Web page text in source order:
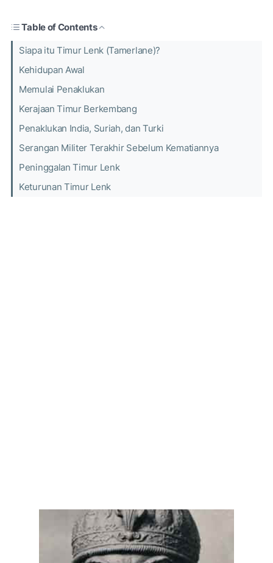
Table of Contents
Siapa itu Timur Lenk (Tamerlane)?
Kehidupan Awal
Memulai Penaklukan
Kerajaan Timur Berkembang
Penaklukan India, Suriah, dan Turki
Serangan Militer Terakhir Sebelum Kematiannya
Peninggalan Timur Lenk
Keturunan Timur Lenk